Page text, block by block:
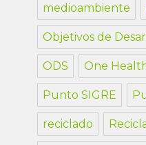
medioambiente
Objetivos de
ODS One
Punto SIGRE
reciclado